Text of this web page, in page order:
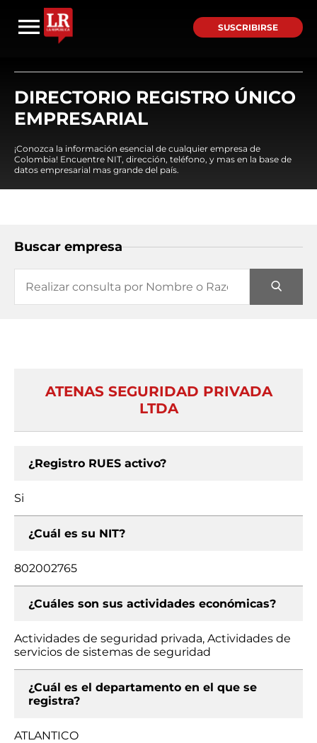
SUSCRIBIRSE
DIRECTORIO REGISTRO ÚNICO
EMPRESARIAL
¡Conozca la información esencial de cualquier empresa de
Colombia! Encuentre NIT, dirección, teléfono, y mas en la base de
datos empresarial mas grande del país.
Buscar empresa
ATENAS SEGURIDAD PRIVADA
LTDA
¿Registro RUES activo?
Si
¿Cuál es su NIT?
802002765
¿Cuáles son sus actividades económicas?
Actividades de seguridad privada, Actividades de
servicios de sistemas de seguridad
¿Cuál es el departamento en el que se
registra?
ATLANTICO